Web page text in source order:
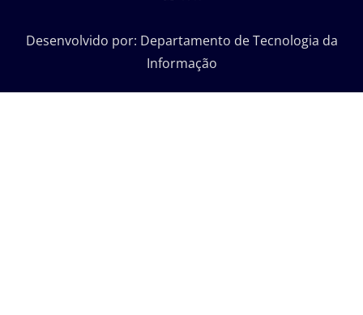
Desenvolvido por: Departamento de Tecnologia da
Informação